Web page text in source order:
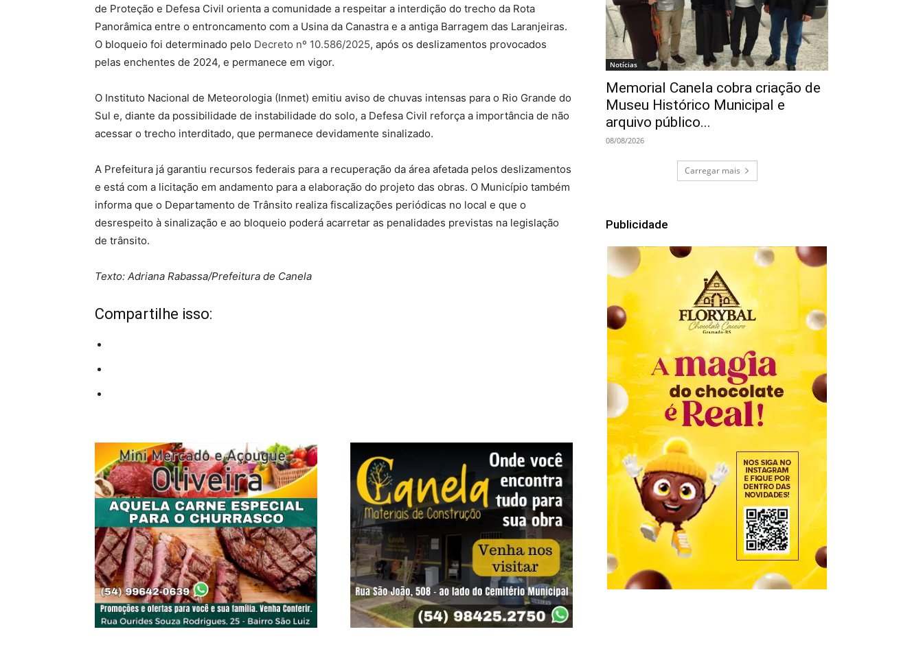
de Proteção e Defesa Civil orienta a comunidade a respeitar a interdição do trecho da Rota
Panorâmica entre o entroncamento com a Usina da Canastra e a antiga Barragem das Laranjeiras.
O bloqueio foi determinado pelo Decreto nº 10.586/2025, após os deslizamentos provocados
pelas enchentes de 2024, e permanece em vigor.
O Instituto Nacional de Meteorologia (Inmet) emitiu aviso de chuvas intensas para o Rio Grande do
Sul e, diante da possibilidade de instabilidade do solo, a Defesa Civil reforça a importância de não
acessar o trecho interditado, que permanece devidamente sinalizado.
A Prefeitura já garantiu recursos federais para a recuperação da área afetada pelos deslizamentos
e está com a licitação em andamento para a elaboração do projeto das obras. O Município também
informa que o Departamento de Trânsito realiza fiscalizações periódicas no local e que o
desrespeito à sinalização e ao bloqueio poderá acarretar as penalidades previstas na legislação
de trânsito.
Texto: Adriana Rabassa/Prefeitura de Canela
Compartilhe isso:
Notícias
Memorial Canela cobra criação de
Museu Histórico Municipal e
arquivo público...
08/08/2026
Carregar mais
Publicidade